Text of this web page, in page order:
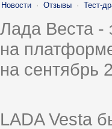
Новости · Отзывы · Тест-
Лада Веста -
на
на сентябрь
LADA Vesta